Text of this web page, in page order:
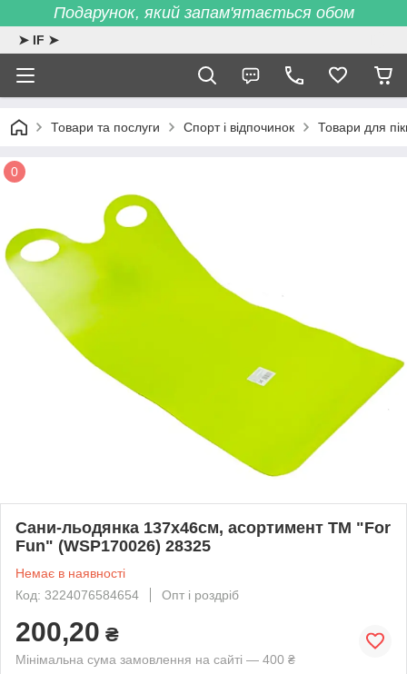
Подарунок, який запам'ятається обом
➤ IF ➤
Товари та послуги Спорт і відпочинок Товари для
0
Сани-льодянка 137х46см, асортимент ТМ "For
Fun" (WSP170026) 28325
Немає в наявності
Код: 3224076584654
Опт і роздріб
200,20 ₴
Мінімальна сума замовлення на сайті — 400 ₴